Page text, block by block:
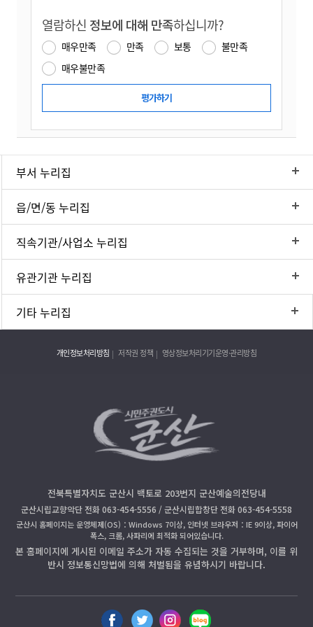
열람하신 정보에 대해 만족하십니까?
매우만족 만족 보통
불만족
매우불만족
부서 누리집
읍/면/동 누리집
직속기관/사업소 누리집
유관기관 누리집
기타 누리집
개인정보처리방침 저작권 정책 영상정보처리기기운영·관리방침
전북특별자치도 군산시 백토로 203번지 군산예술의전당내
군산시립교향악단 전화 063-454-5556 / 군산시립합창단 전화 063-454-5558
군산시 홈페이지는 운영체제(OS)：Windows 7이상, 인터넷 브라우저：IE 9이상, 파이어
폭스, 크롬, 사파리에 최적화 되어있습니다.
본 홈페이지에 게시된 이메일 주소가 자동 수집되는 것을 거부하며, 이를 위
반시 정보통신망법에 의해 처벌됨을 유념하시기 바랍니다.
페
트
인
블